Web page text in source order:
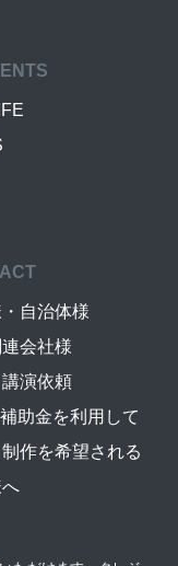
自治体様
会社様
演依頼
助金を利用して
作を希望される